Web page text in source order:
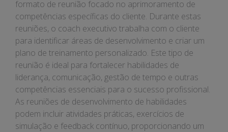
formato de reunião focado no aprimoramento de
competências específicas do cliente. Durante estas
reuniões, o coach executivo trabalha com o cliente
para identificar áreas de desenvolvimento e criar um
plano de treinamento personalizado. Este tipo de
reunião é ideal para fortalecer habilidades de
liderança, comunicação, gestão de tempo e outras
competências essenciais para o sucesso profissional.
As reuniões de desenvolvimento de habilidades
podem incluir atividades práticas, exercícios de
simulação e feedback contínuo, proporcionando um